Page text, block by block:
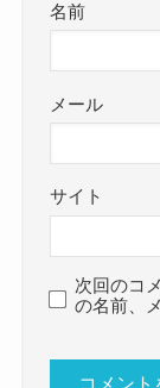
名前
メール
サイト
次回のコ
の名前、